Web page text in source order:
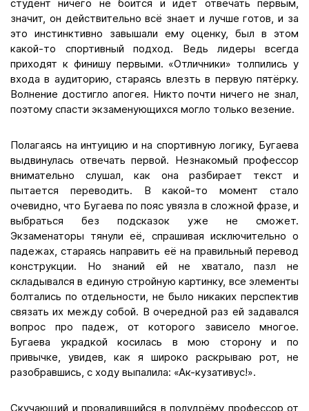
студент ничего не боится и идёт отвечать первым,
значит, он действительно всё знает и лучше готов, и за
это инстинктивно завышали ему оценку, был в этом
какой-то спортивный подход. Ведь лидеры всегда
приходят к финишу первыми. «Отличники» толпились у
входа в аудиторию, стараясь влезть в первую пятёрку.
Волнение достигло апогея. Никто почти ничего не знал,
поэтому спасти экзаменующихся могло только везение.
Полагаясь на интуицию и на спортивную логику, Бугаева
выдвинулась отвечать первой. Незнакомый профессор
внимательно слушал, как она разбирает текст и
пытается переводить. В какой-то момент стало
очевидно, что Бугаева по пояс увязла в сложной фразе, и
выбраться без подсказок уже не сможет.
Экзаменаторы тянули её, спрашивая исключительно о
падежах, стараясь направить её на правильный перевод
конструкции. Но знаний ей не хватало, пазл не
складывался в единую стройную картинку, все элементы
болтались по отдельности, не было никаких перспектив
связать их между собой. В очередной раз ей задавался
вопрос про падеж, от которого зависело многое.
Бугаева украдкой косилась в мою сторону и по
привычке, увидев, как я широко раскрываю рот, не
разобравшись, с ходу выпалила: «Ак-кузативус!».
Скучающий и провалившийся в полудрёму профессор от